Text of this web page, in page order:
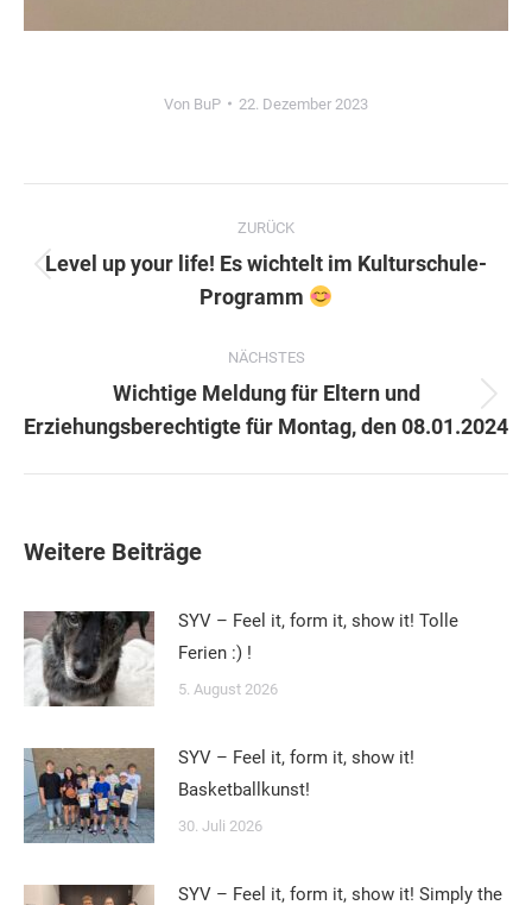
Von BuP 22. Dezember 2023
ZURÜCK
Vorheriger
Beitrag:
Level up your life! Es wichtelt im Kulturschule-
Programm
NÄCHSTES
Nächster
Beitrag:
Wichtige Meldung für Eltern und
Erziehungsberechtigte für Montag, den 08.01.2024
Weitere Beiträge
SYV – Feel it, form it, show it! Tolle
Ferien :) !
5. August 2026
SYV – Feel it, form it, show it!
Basketballkunst!
30. Juli 2026
SYV – Feel it, form it, show it! Simply the